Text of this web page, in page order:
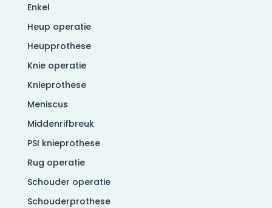
Enkel
Heup operatie
Heupprothese
Knie operatie
Knieprothese
Meniscus
Middenrifbreuk
PSI knieprothese
Rug operatie
Schouder operatie
Schouderprothese